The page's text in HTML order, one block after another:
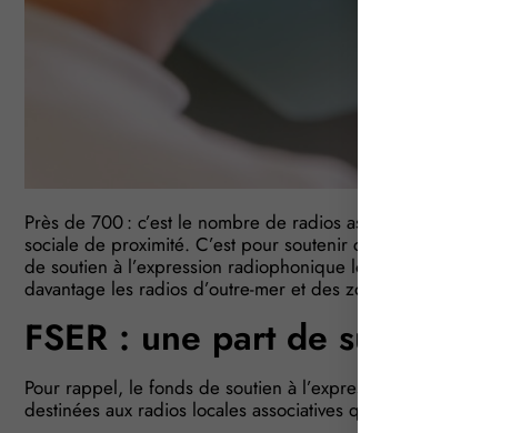
Près de 700 : c’est le nombre de radios associatives en
sociale de proximité. C’est pour soutenir ces espaces
de soutien à l’expression radiophonique locale (FSER) a été
davantage les radios d’outre-mer et des zones rurales…
FSER : une part de subvention
Pour rappel, le fonds de soutien à l’expression radiophonique
destinées aux radios locales associatives qui remplissent